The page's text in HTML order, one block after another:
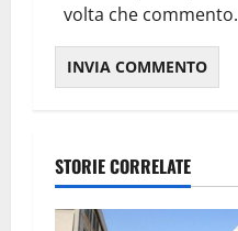
volta che commento.
STORIE CORRELATE